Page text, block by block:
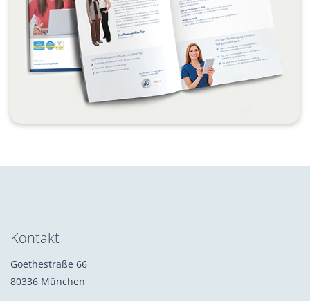
Kontakt
Goethestraße 66
80336 München